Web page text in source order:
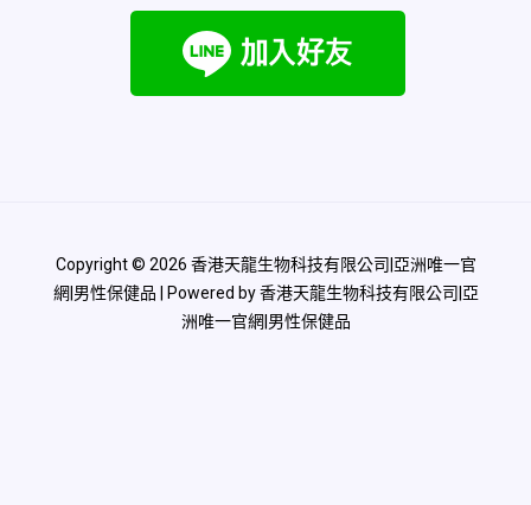
Copyright © 2026 香港天龍生物科技有限公司|亞洲唯一官
網|男性保健品 | Powered by 香港天龍生物科技有限公司|亞
洲唯一官網|男性保健品